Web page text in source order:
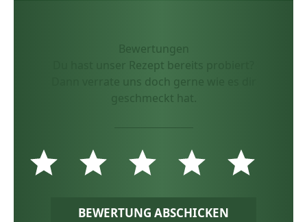
Bewertungen
Du hast unser Rezept bereits probiert?
Dann verrate uns doch gerne wie es dir
geschmeckt hat.
BEWERTUNG ABSCHICKEN